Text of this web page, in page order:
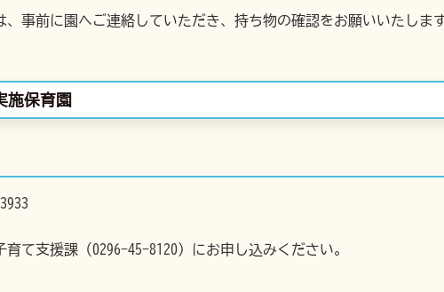
事前に園へご連絡していただき、持ち物の確認をお願いいたしま
施保育園
て支援課（0296-45-8120）にお申し込みください。